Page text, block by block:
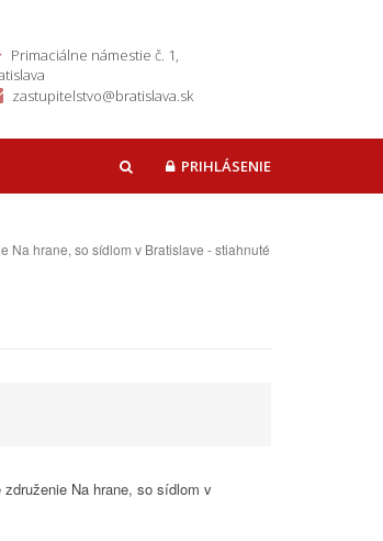
Primaciálne námestie č. 1,
zastupitelstvo@bratislava.sk
HĽADAŤPRIHLÁSENIE
Na hrane, so sídlom v Bratislave - stiahnuté
Na hrane, so sídlom v